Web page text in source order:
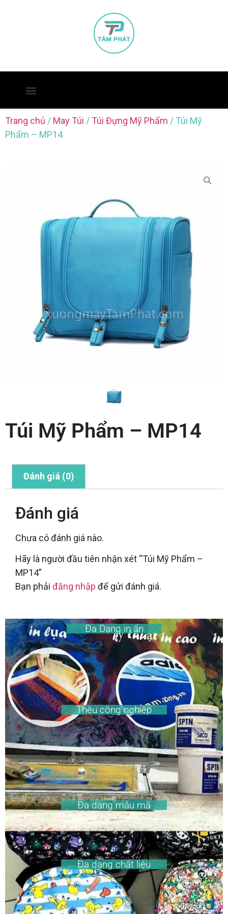
Trang chủ / May Túi / Túi Đựng Mỹ Phẩm / Túi Mỹ
Phẩm – MP14
Túi Mỹ Phẩm – MP14
Đánh giá (0)
Đánh giá
Chưa có đánh giá nào.
Hãy là người đầu tiên nhận xét “Túi Mỹ Phẩm –
MP14”
Bạn phải đăng nhập để gửi đánh giá.
Đa Dạng in ấn
Thêu công nghiệp
Đa dạng mẫu mã
Đa dạng chất liệu